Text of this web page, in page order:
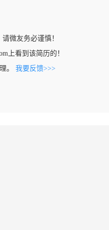
微友务必谨慎！
上看到该简历的！
。 我要反馈>>>